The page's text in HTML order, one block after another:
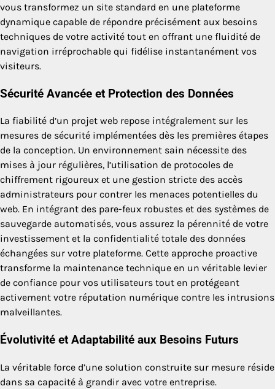
vous transformez un site standard en une plateforme
dynamique capable de répondre précisément aux besoins
techniques de votre activité tout en offrant une fluidité de
navigation irréprochable qui fidélise instantanément vos
visiteurs.
Sécurité Avancée et Protection des Données
La fiabilité d’un projet web repose intégralement sur les
mesures de sécurité implémentées dès les premières étapes
de la conception. Un environnement sain nécessite des
mises à jour régulières, l’utilisation de protocoles de
chiffrement rigoureux et une gestion stricte des accès
administrateurs pour contrer les menaces potentielles du
web. En intégrant des pare-feux robustes et des systèmes de
sauvegarde automatisés, vous assurez la pérennité de votre
investissement et la confidentialité totale des données
échangées sur votre plateforme. Cette approche proactive
transforme la maintenance technique en un véritable levier
de confiance pour vos utilisateurs tout en protégeant
activement votre réputation numérique contre les intrusions
malveillantes.
Évolutivité et Adaptabilité aux Besoins Futurs
La véritable force d’une solution construite sur mesure réside
dans sa capacité à grandir avec votre entreprise.